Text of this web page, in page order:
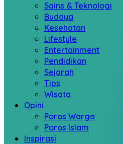
Sains & Teknologi
Budaya
Kesehatan
Lifestyle
Entertainment
Pendidikan
Sejarah
Tips
Wisata
Opini
Poros Warga
Poros Islam
Inspirasi